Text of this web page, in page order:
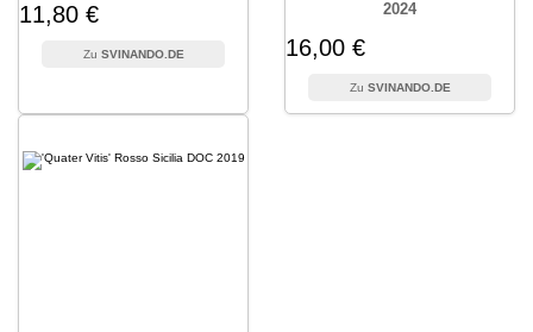
11,80 €
SVINANDO.DE
2024
16,00 €
SVINANDO.DE